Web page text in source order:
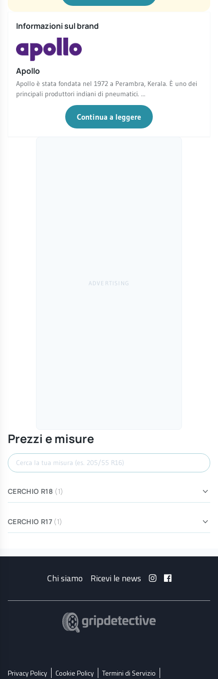
Informazioni sul brand
Apollo
Apollo è stata fondata nel 1972 a Perambra, Kerala. È uno dei
principali produttori indiani di pneumatici. ...
Continua a leggere
Prezzi e misure
Cerca misura
CERCHIO R18 (1)
CERCHIO R17 (1)
Chi siamo Ricevi le news
Privacy Policy Cookie Policy Termini di Servizio